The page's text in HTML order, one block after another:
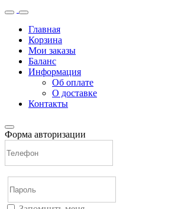
Главная
Корзина
Мои заказы
Баланс
Информация
Об оплате
О доставке
Контакты
Форма авторизации